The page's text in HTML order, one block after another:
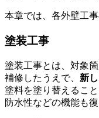
本章では、各外壁工
塗装工事
塗装工事とは、対象
補修したうえで、 新
塗料を塗り替えるこ
防水性などの機能も復